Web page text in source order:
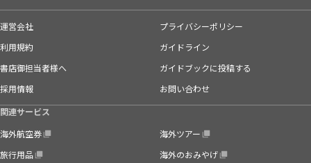
運営会社
プライバシーポリシー
利用規約
ガイドライン
書店御担当者様へ
ガイドブックに投稿する
採用情報
お問い合わせ
関連サービス
海外航空券
海外ツアー
旅行用品
海外のおみやげ